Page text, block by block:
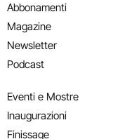
Abbonamenti
Magazine
Newsletter
Podcast
Eventi e Mostre
Inaugurazioni
Finissage